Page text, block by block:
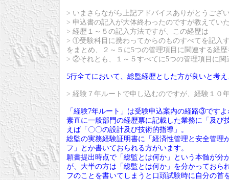
> いまさらながら上記アドバイスありがとうござ
> 申込書の記入が大体終わったのですが教えてい
> 経歴１～５の記入方法ですが、この経歴は
> ①受験科目に携わってからのものすべてを記入
をまとめ、２～５に5つの管理項目に関連する経
> ②それとも、１～５すべてに5つの管理項目に
5行全てにおいて、総監経歴とした方が良いと考
> 経験７年ルートで申し込むのですが、経験１
「経験7年ルート」は受験申込案内の経路③ですよ
素直に一般部門の経歴票に記載した業務に「及び
えば「〇〇の設計及び技術的指導」。
総監の実務経験証明書に「経済性管理と安全管理
フ」とか書いておられる方がいます。
願書提出時点で「総監とは何か」という本髄が分
が、大半の方は「総監とは何か」を分かっておら
フのことを書いてしまうと口頭試験時に自分の首